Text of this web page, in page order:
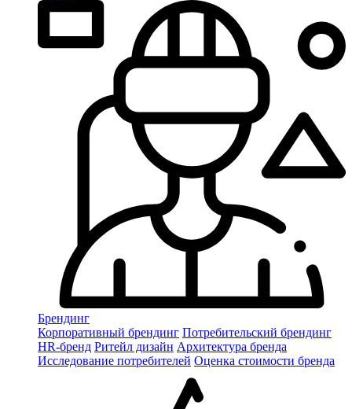
Брендинг
Корпоративный брендинг Потребительский брендинг
НR-бренд Ритейл дизайн Архитектура бренда
Исследование потребителей Оценка стоимости бренда